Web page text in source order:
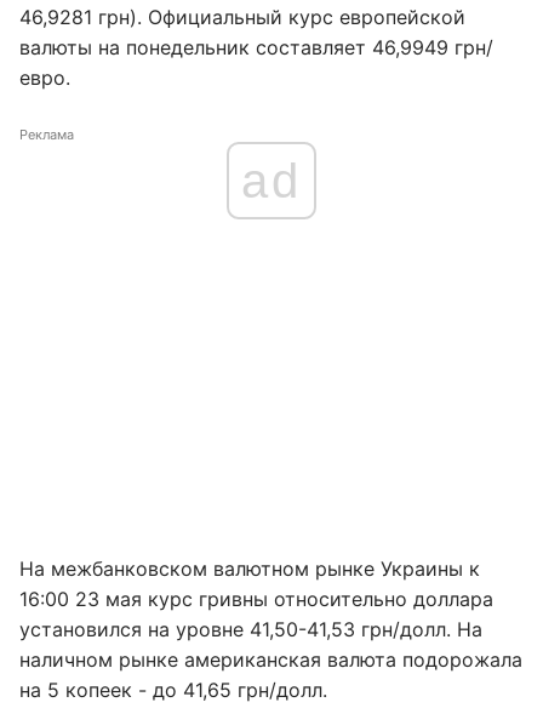
46,9281 грн). Официальный курс европейской
валюты на понедельник составляет 46,9949 грн/
евро.
Реклама
ad
На межбанковском валютном рынке Украины к
16:00 23 мая курс гривны относительно доллара
установился на уровне 41,50-41,53 грн/долл. На
наличном рынке американская валюта подорожала
на 5 копеек - до 41,65 грн/долл.